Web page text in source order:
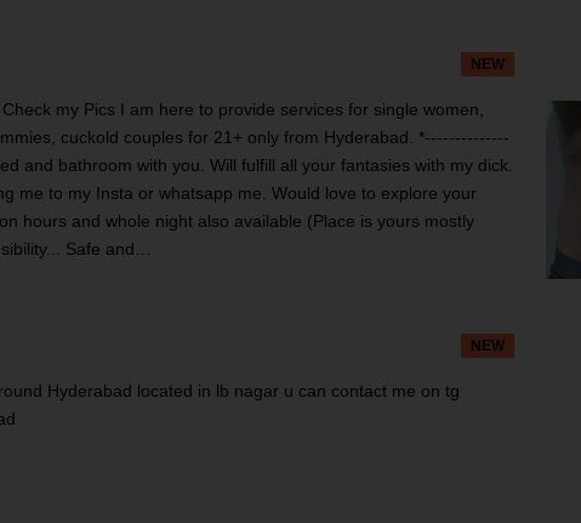
NEW
my Pics I am here to provide services for single women,
cuckold couples for 21+ only from Hyderabad. *--------------
and bathroom with you. Will fulfill all your fantasies with my dick.
me to my Insta or whatsapp me. Would love to explore your
hours and whole night also available (Place is yours mostly
Safe and…
NEW
Hyderabad located in lb nagar u can contact me on tg